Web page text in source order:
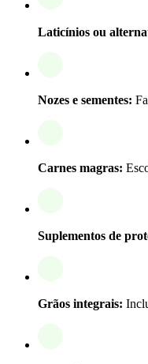
Laticínios ou
Nozes e sementes:
Carnes magras:
Suplementos de
Grãos integrais: